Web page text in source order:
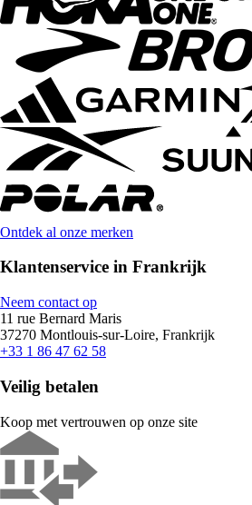
Ontdek al onze merken
Klantenservice in Frankrijk
Neem contact op
11 rue Bernard Maris
37270 Montlouis-sur-Loire, Frankrijk
+33 1 86 47 62 58
Veilig betalen
Koop met vertrouwen op onze site